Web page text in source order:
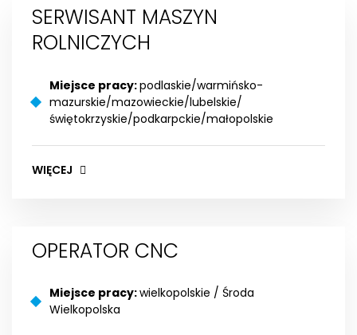
SERWISANT MASZYN
ROLNICZYCH
Miejsce pracy:podlaskie/warmińsko-
mazurskie/mazowieckie/lubelskie/
świętokrzyskie/podkarpckie/małopolskie
WIĘCEJ
OPERATOR CNC
Miejsce pracy:wielkopolskie / Środa
Wielkopolska